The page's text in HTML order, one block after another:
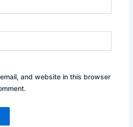
and website in this browser